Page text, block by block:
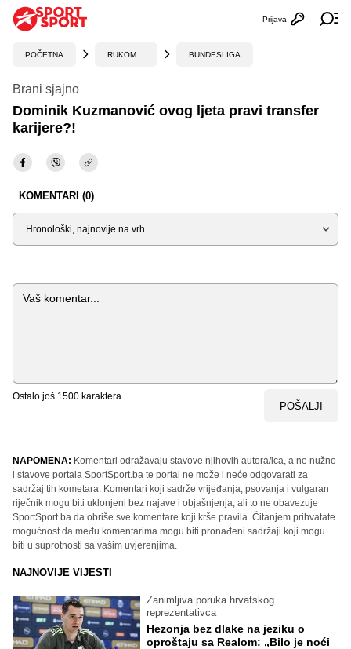
Otvori
Prijava
POČETNA BUNDESLIGA
Brani sjajno
Dominik Kuzmanović ovog ljeta pravi transfer
karijere?!
KOMENTARI (0)
Sortiraj
Komentar
Ostalo još 1500 karaktera
POŠALJI
NAPOMENA: Komentari odražavaju stavove njihovih autora/ica, a ne nužno
i stavove portala SportSport.ba te portal ne može i neće odgovarati za
sadržaj tih kometara. Komentari koji sadrže vrijeđanja, psovanja i vulgaran
riječnik mogu biti uklonjeni bez najave i objašnjenja, ali to ne obavezuje
SportSport.ba da obriše sve komentare koji krše pravila. Čitanjem prihvatate
mogućnost da među komentarima mogu biti pronađeni sadržaji koji mogu
biti u suprotnosti sa vašim uvjerenjima.
NAJNOVIJE VIJESTI
Zanimljiva poruka hrvatskog
reprezentativca
Hezonja bez dlake na jeziku o
oproštaju sa Realom: „Bilo je noći